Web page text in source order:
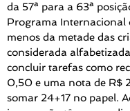
da 57ª para a 63ª
Programa Internacional
menos da metade das
considerada
concluir tarefas como
0,50 e uma nota de R$
somar 24+17 no papel.